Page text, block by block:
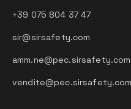
+39 075 804 37 47
sir@sirsafety.com
amm.ne@pec.sirsafety.com
vendite@pec.sirsafety.com